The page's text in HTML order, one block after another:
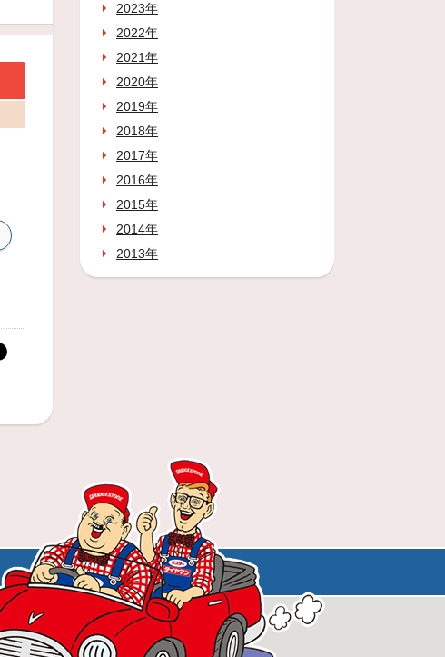
2023年
2022年
2021年
2020年
2019年
2018年
2017年
2016年
2015年
2014年
2013年